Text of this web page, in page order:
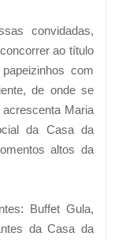
convidadas,
ao título
com
de onde se
acrescenta Maria
da Casa da
altos da
Buffet Gula,
da Casa da